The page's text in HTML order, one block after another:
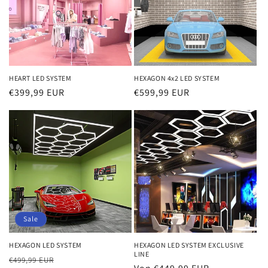
r
i
e
:
HEART LED SYSTEM
Normaler
€399,99 EUR
HEXAGON 4x2 LED SYSTEM
Normaler
€599,99 EUR
Sale
HEXAGON LED SYSTEM
Normaler
€499,99 EUR
HEXAGON LED SYSTEM EXCLUSIVE
LINE